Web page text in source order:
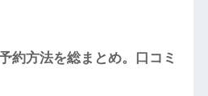
約方法を総まとめ。口コミ